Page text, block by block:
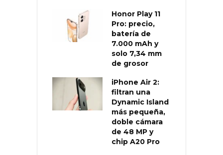
Honor Play 11
Pro: precio,
batería de
7.000 mAh y
solo 7,34 mm
de grosor
iPhone Air 2:
filtran una
Dynamic Island
más pequeña,
doble cámara
de 48 MP y
chip A20 Pro